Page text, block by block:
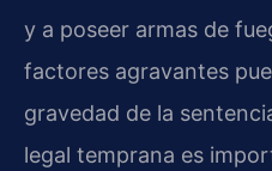
y a poseer armas de
factores agravantes
gravedad de la
legal temprana es